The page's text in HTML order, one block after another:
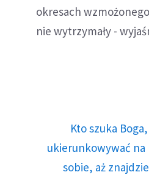
okresach
nie wytrzymały -
Kto szuka
ukierunkowywać na
sobie, aż